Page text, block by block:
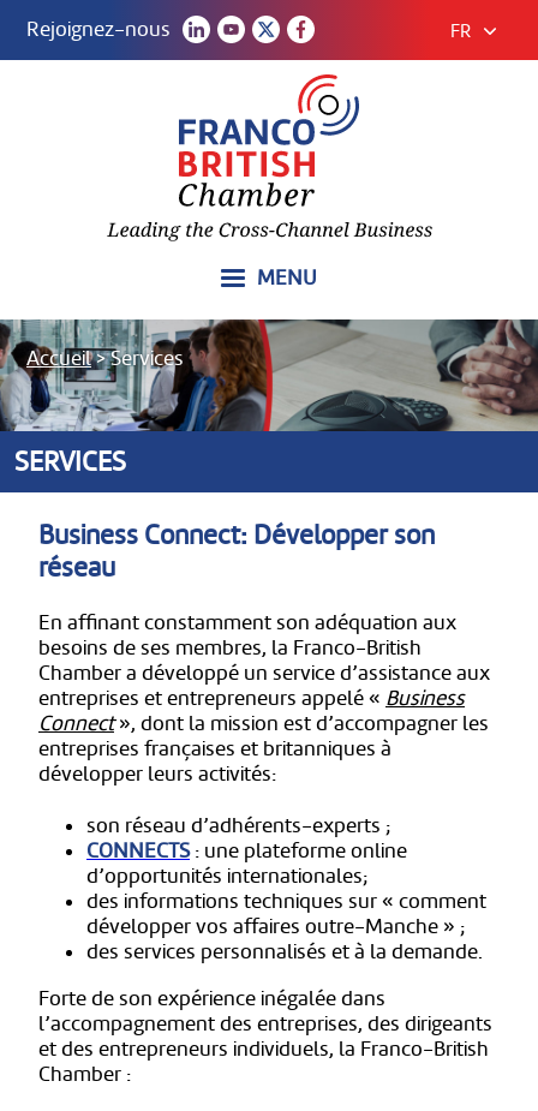
Rejoignez-nous FR
MENU
Accueil>Services
SERVICES
Business Connect: Développer son
réseau
En affinant constamment son adéquation aux
besoins de ses membres, la Franco-British
Chamber a développé un service d’assistance aux
entreprises et entrepreneurs appelé « Business
Connect», dont la mission est d’accompagner les
entreprises françaises et britanniques à
développer leurs activités:
son réseau d’adhérents-experts ;
CONNECTS: une plateforme online
d’opportunités internationales;
des informations techniques sur « comment
développer vos affaires outre-Manche » ;
des services personnalisés et à la demande.
Forte de son expérience inégalée dans
l’accompagnement des entreprises, des dirigeants
et des entrepreneurs individuels, la Franco-British
Chamber :